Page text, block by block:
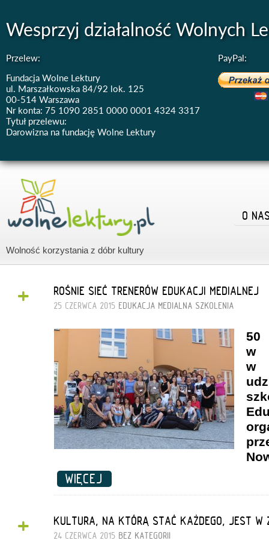
Wesprzyj działalność Wolnych
Przelew:
Fundacja Wolne Lektury
ul. Marszałkowska 84/92 lok. 125
00-514 Warszawa
Nr konta: 75 1090 2851 0000 0001 4324 3317
Tytuł przelewu:
Darowizna na fundację Wolne Lektury
PayPal:
Wolność korzystania z dóbr kultury
O
+ ROŚNIE SIEĆ TRENERÓW EDUKACJI MEDIALNEJ
25 CZERWCA 2015 EDUKACJA MEDIALNA SZKOLENIA
50
w
w
WIĘCEJ
+ KULTURA, NA KTÓRĄ STAĆ KAŻDEGO, JEST W
24 CZERWCA 2015 BEZ KATEGORII